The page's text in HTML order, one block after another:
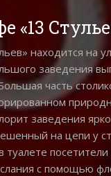
«13
находится на
заведения
часть
заведения
на цепи у
туалете посетители
с помощью